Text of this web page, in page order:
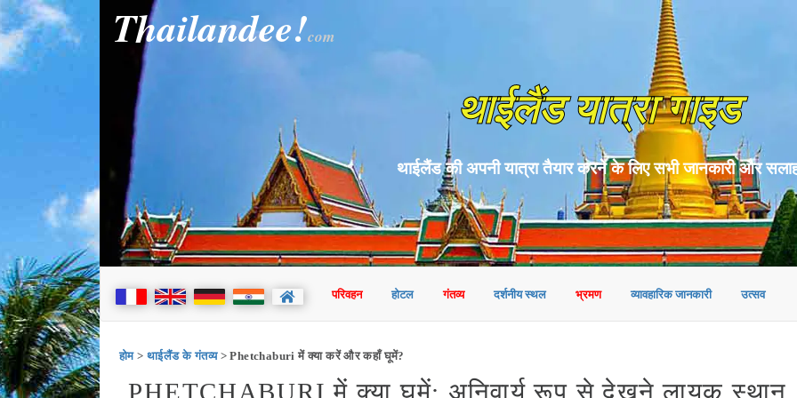
Thailandee!com
थाईलैंड यात्रा गाइड
थाईलैंड की अपनी यात्रा तैयार करने के लिए सभी जानकारी और
परिवहन होटल गंतव्य दर्शनीय स्थल भ्रमण व्यावहारिक जानकारी उत्सव
होम>थाईलैंड के गंतव्य> Phetchaburi में क्या करें और कहाँ घूमें?
PHETCHABURI में क्या घूमें: अनिवार्य रूप से देखने लायक स्थान